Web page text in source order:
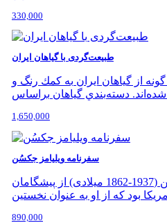
330,000
طبیعت‌گردی با گیاهان ایران
در اين كتاب بیش‌از 1000 گونه از گياهان ايران به كمك رنگ و
1,650,000
سفرنامه ویلیامز جکسُن
آبراهام والنتاین ویلیامز جکسن (1937-1862 میلادی) از پیشگامان
890,000